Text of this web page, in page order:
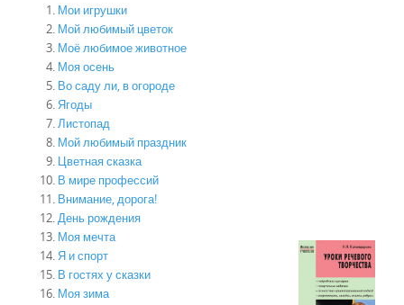
Мои игрушки
Мой любимый цветок
Моё любимое животное
Моя осень
Во саду ли, в огороде
Ягоды
Листопад
Мой любимый праздник
Цветная сказка
В мире профессий
Внимание, дорога!
День рождения
Моя мечта
Я и спорт
В гостях у сказки
Моя зима